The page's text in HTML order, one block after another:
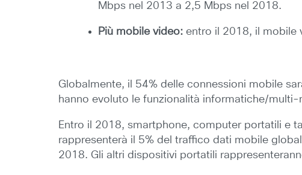
Mbps nel 2013 a 2,5 Mbps nel 2018.
Più mobile video: entro il 2018, il mobile
Globalmente, il 54% delle connessioni mobile
hanno evoluto le funzionalità informatiche/
Entro il 2018, smartphone, computer portatili e
rappresenterà il 5% del traffico dati mobile
2018. Gli altri dispositivi portatili